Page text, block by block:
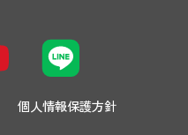
個人情報保護方針